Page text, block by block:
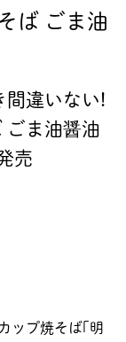
ば ごま油
間違いない!
ごま油醤油
売
ップ焼そば｢明